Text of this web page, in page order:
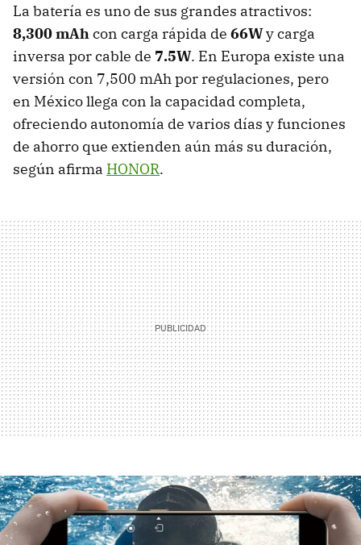
La batería es uno de sus grandes atractivos:
8,300 mAhcon carga rápida de 66Wy carga
inversa por cable de 7.5W. En Europa existe una
versión con 7,500 mAh por regulaciones, pero
en México llega con la capacidad completa,
ofreciendo autonomía de varios días y funciones
de ahorro que extienden aún más su duración,
según afirma HONOR.